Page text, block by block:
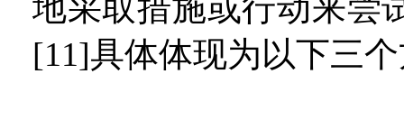
地采取措施或行动来尝
[11]具体体现为以下三